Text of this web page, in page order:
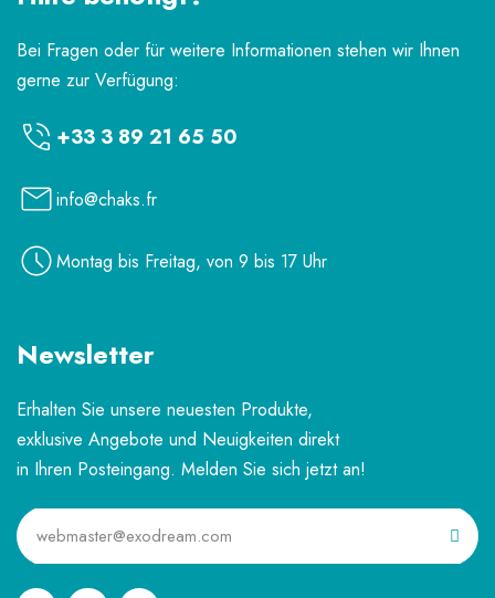
Bei Fragen oder für weitere Informationen stehen wir Ihnen
gerne zur Verfügung:
+33 3 89 21 65 50
info@chaks.fr
Montag bis Freitag, von 9 bis 17 Uhr
Newsletter
Erhalten Sie unsere neuesten Produkte,
exklusive Angebote und Neuigkeiten direkt
in Ihren Posteingang. Melden Sie sich jetzt an!